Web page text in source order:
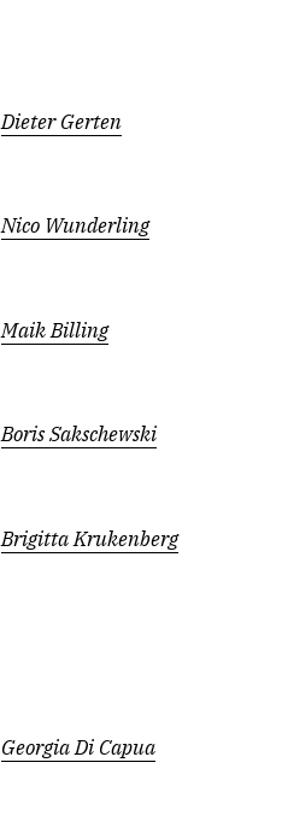
Dieter Gerten
Nico Wunderling
Maik Billing
Boris Sakschewski
Brigitta Krukenberg
Georgia Di Capua